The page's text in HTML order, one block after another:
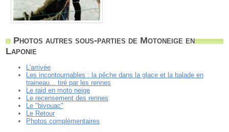
Photos autres sous-parties de Motoneige en
Laponie
L'arrivée
Les incontournables : la pêche dans la glace et la balade en
traineau... tiré par les rennes
Le raid en moto neige
Le recensement des rennes
Le "bivouac"
Le Retour
Photos complémentaires